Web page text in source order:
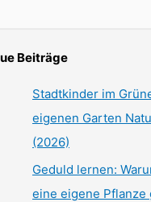
Beiträge
Stadtkinder im
eigenen Garten
(2026)
Geduld lernen:
eine eigene